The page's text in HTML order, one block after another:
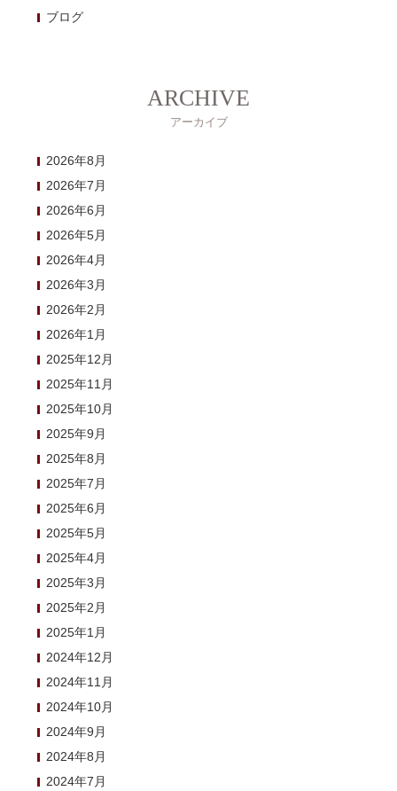
ブログ
ARCHIVE
アーカイブ
2026年8月
2026年7月
2026年6月
2026年5月
2026年4月
2026年3月
2026年2月
2026年1月
2025年12月
2025年11月
2025年10月
2025年9月
2025年8月
2025年7月
2025年6月
2025年5月
2025年4月
2025年3月
2025年2月
2025年1月
2024年12月
2024年11月
2024年10月
2024年9月
2024年8月
2024年7月